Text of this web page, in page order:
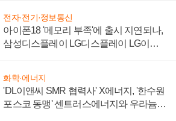
전자·전기·정보통신
아이폰18 '메모리 부족'에 출시 지연되나,
삼성디스플레이 LG디스플레이 LG이노
화학·에너지
'DL이앤씨 SMR 협력사' X에너지, '한수원
포스코 동맹' 센트러스에너지와 우라늄